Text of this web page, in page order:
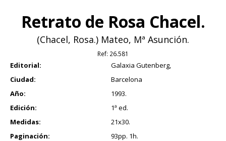
Retrato de Rosa Chacel.
(Chacel, Rosa.) Mateo, Mª Asunción.
Ref: 26.581
Editorial:
Galaxia Gutenberg,
Ciudad:
Barcelona
Año:
1993.
Edición:
1ª ed.
Medidas:
21x30.
Paginación:
93pp. 1h.